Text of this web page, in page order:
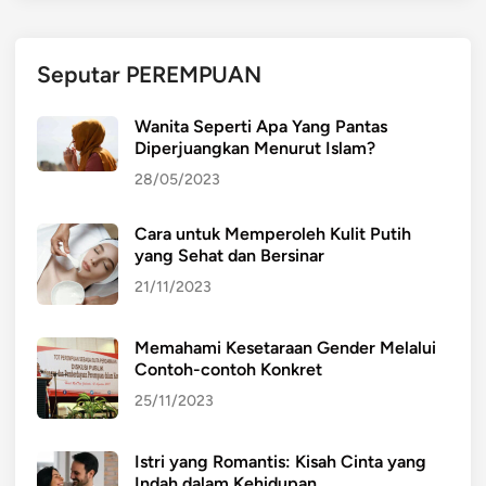
l
d
i
L
S
N
a
o
n
Seputar PEREMPUAN
Wanita Seperti Apa Yang Pantas
Diperjuangkan Menurut Islam?
28/05/2023
Cara untuk Memperoleh Kulit Putih
yang Sehat dan Bersinar
21/11/2023
Memahami Kesetaraan Gender Melalui
Contoh-contoh Konkret
25/11/2023
Istri yang Romantis: Kisah Cinta yang